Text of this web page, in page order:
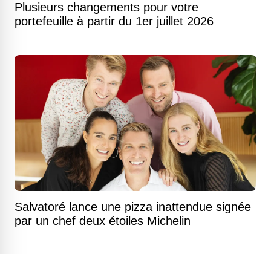
Plusieurs changements pour votre
portefeuille à partir du 1er juillet 2026
Salvatoré lance une pizza inattendue signée
par un chef deux étoiles Michelin